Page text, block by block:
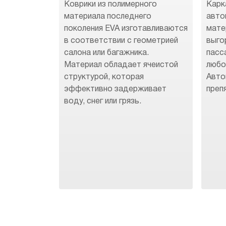
Коврики из полимерного
материала последнего
поколения EVA изготавливаются
в соответствии с геометрией
салона или багажника.
Материал обладает ячеистой
структурой, которая
эффективно задерживает
воду, снег или грязь.